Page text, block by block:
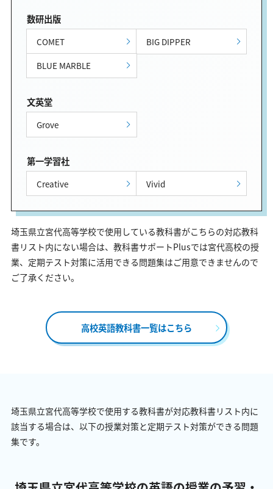
数研出版
COMET
BIG DIPPER
BLUE MARBLE
文英堂
Grove
第一学習社
Creative Vivid
埼玉県立宮代高等学校で使用している教科書がこちらの対応教科
書リスト内にない場合は、教科書サポートPlusでは宮代高校の授
業、定期テスト対策に活用できる問題集はご用意できませんので
ご了承ください。
高校英語教科書一覧はこちら
埼玉県立宮代高等学校で使用する教科書が対応教科書リスト内に
該当する場合は、以下の授業対策と定期テスト対策ができる問題
集です。